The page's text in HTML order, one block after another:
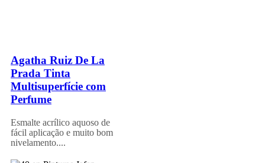
Agatha Ruiz De La
Prada Tinta
Multisuperfície com
Perfume
Esmalte acrílico aquoso de
fácil aplicação e muito bom
nivelamento....